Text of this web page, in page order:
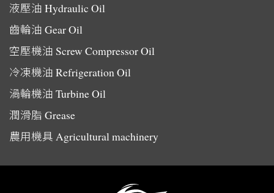
液壓油 Hydraulic Oil
齒輪油 Gear Oil
空壓機油 Screw Compressor Oil
冷凍機油 Refrigeration Oil
渦輪機油 Turbine Oil
潤滑脂 Grease
農用機具 Agricultural machinery